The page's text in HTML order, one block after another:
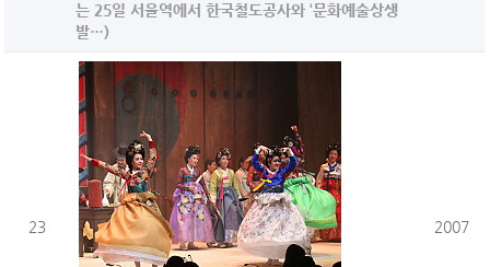
는 25일 서울역에서 한국철도공사와 ‘문화예술상생
발…)
23 2007